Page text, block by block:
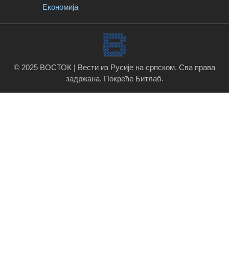
Економија
© 2025 ВОСТОК | Вести из Русије на српском. Сва права
задржана. Покреће Битлаб.